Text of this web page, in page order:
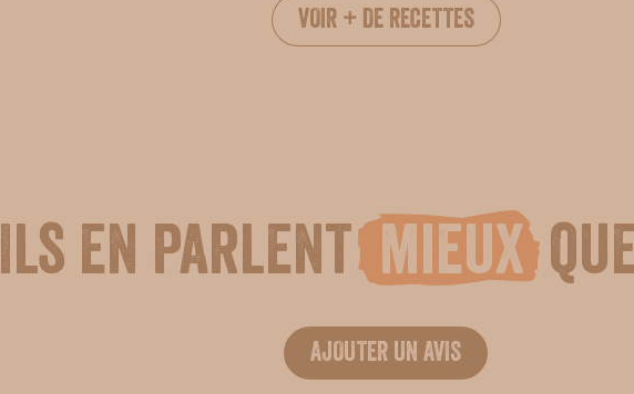
VOIR + DE RECETTES
Ils en parlent mieux
AJOUTER UN AVIS